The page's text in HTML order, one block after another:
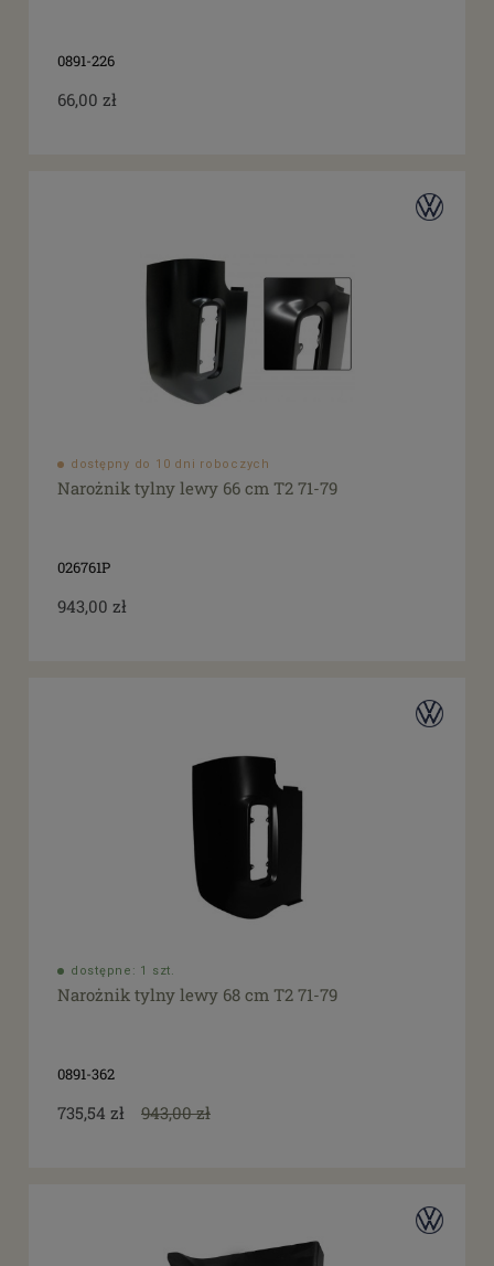
0891-226
66,00 zł
dostępny do 10 dni roboczych
Narożnik tylny lewy 66 cm T2 71-79
026761P
943,00 zł
dostępne: 1 szt.
Narożnik tylny lewy 68 cm T2 71-79
0891-362
735,54 zł 943,00 zł